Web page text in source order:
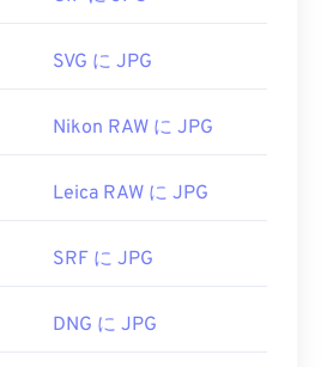
て無料のdarktable
Digital Negative Raw
PEFからJPEG）、または
ます。
ーアプログラムやアプリケー
ビューア、画像エディタ、ま
するには、右クリックして
Chromeなどの一般的なウェブブ
などのMac OSアプリケ
SVG に JPG
Nikon RAW に JPG
Leica RAW に JPG
SRF に JPG
DNG に JPG